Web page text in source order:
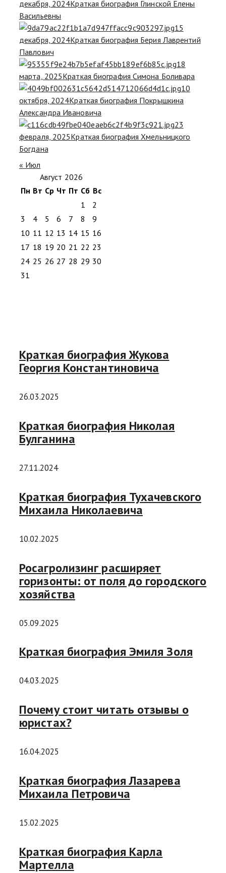
декабря, 2024Краткая биография Глинской Елены
Васильевны
15
декабря, 2024Краткая биография Берия Лаврентий
Павлович
18
марта, 2025Краткая биография Симона Боливара
10
октября, 2024Краткая биография Покрышкина
Александра Ивановича
23
февраля, 2025Краткая биография Хмельницкого
Богдана
« Июл
Август 2026
Пн Вт Ср Чт Пт Сб Вс
1
2
3
4 5 6 7 8
9
10 11 12 13 14 15 16
17 18 19 20 21 22 23
24 25 26 27 28 29 30
31
Краткая биография Жукова
Георгия Константиновича
26.03.2025
Краткая биография Николая
Булганина
27.11.2024
Краткая биография Тухачевского
Михаила Николаевича
10.02.2025
Росагролизинг расширяет
горизонты: от поля до городского
хозяйства
05.09.2025
Краткая биография Эмиля Золя
04.03.2025
Почему стоит читать отзывы о
юристах?
16.04.2025
Краткая биография Лазарева
Михаила Петровича
15.02.2025
Краткая биография Карла
Мартелла